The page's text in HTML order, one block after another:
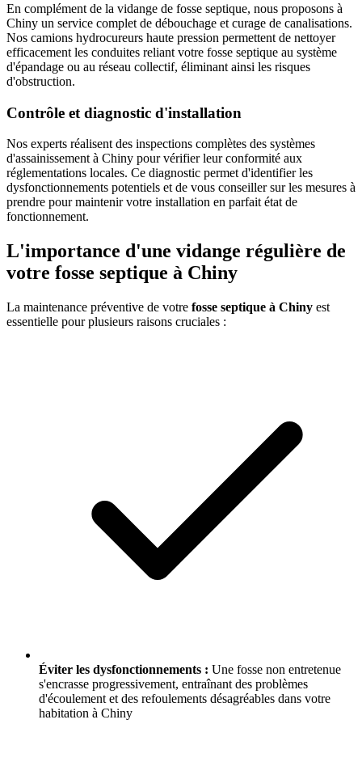
En complément de la vidange de fosse septique, nous proposons à
Chiny un service complet de débouchage et curage de canalisations.
Nos camions hydrocureurs haute pression permettent de nettoyer
efficacement les conduites reliant votre fosse septique au système
d'épandage ou au réseau collectif, éliminant ainsi les risques
d'obstruction.
Contrôle et diagnostic d'installation
Nos experts réalisent des inspections complètes des systèmes
d'assainissement à Chiny pour vérifier leur conformité aux
réglementations locales. Ce diagnostic permet d'identifier les
dysfonctionnements potentiels et de vous conseiller sur les mesures à
prendre pour maintenir votre installation en parfait état de
fonctionnement.
L'importance d'une vidange régulière de
votre fosse septique à Chiny
La maintenance préventive de votre fosse septique à Chiny est
essentielle pour plusieurs raisons cruciales :
Éviter les dysfonctionnements : Une fosse non entretenue
s'encrasse progressivement, entraînant des problèmes
d'écoulement et des refoulements désagréables dans votre
habitation à Chiny